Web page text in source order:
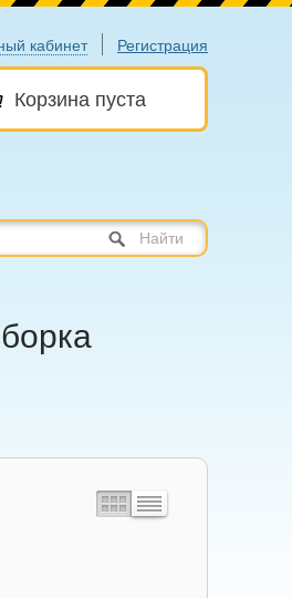
кабинет Регистрация
Корзина пуста
Найти